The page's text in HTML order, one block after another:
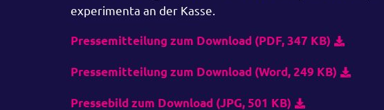
experimenta an der Kasse.
Pressemitteilung zum Download (PDF, 347 KB)
Pressemitteilung zum Download (Word, 249 KB)
Pressebild zum Download (JPG, 501 KB)